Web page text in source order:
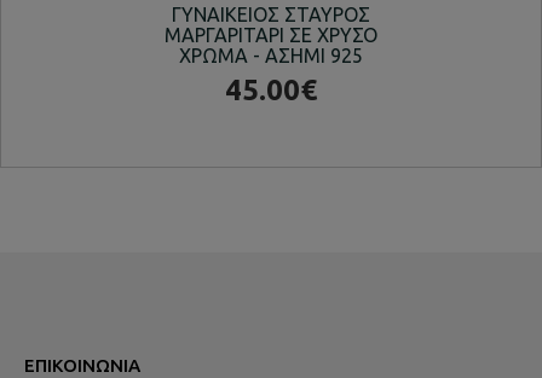
ΓΥΝΑΙΚΕΙΟΣ ΣΤΑΥΡΟΣ
ΜΑΡΓΑΡΙΤΑΡΙ ΣΕ ΧΡΥΣΟ
ΧΡΩΜΑ - ΑΣΗΜΙ 925
45.00€
ΕΠΙΚΟΙΝΩΝΊΑ